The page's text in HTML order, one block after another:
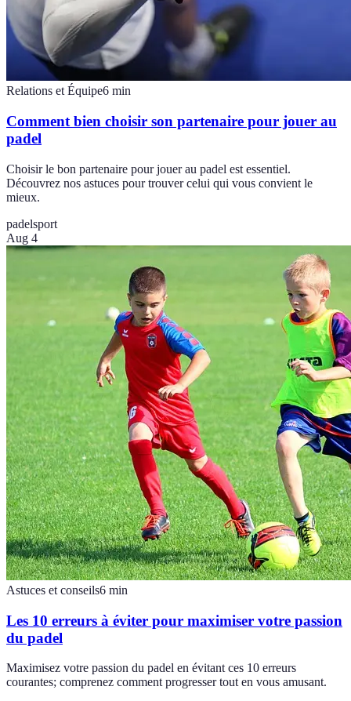
Relations et Équipe6 min
Comment bien choisir son partenaire pour jouer au
padel
Choisir le bon partenaire pour jouer au padel est essentiel.
Découvrez nos astuces pour trouver celui qui vous convient le
mieux.
padelsport
Aug 4
Astuces et conseils6 min
Les 10 erreurs à éviter pour maximiser votre passion
du padel
Maximisez votre passion du padel en évitant ces 10 erreurs
courantes; comprenez comment progresser tout en vous amusant.